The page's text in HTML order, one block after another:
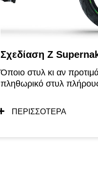
Σχεδίαση Z
Όποιο στυλ κι αν
πληθωρικό στυλ
ευκίνητη όψη μιας
ηλεκτρικά μοντέλα της
ΠΕΡΙΣΣΟΤΕΡΑ